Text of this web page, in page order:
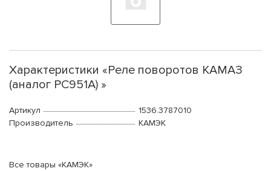
Характеристики «Реле поворотов КАМАЗ
(аналог РС951А) »
Артикул
1536.3787010
Производитель
КАМЭК
Все товары «КАМЭК»